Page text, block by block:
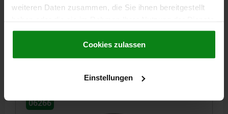
weiteren Daten zusammen, die Sie ihnen bereitgestellt
gesammelt haben.Cookie Richtlinien
Datenschutz|AGB
Cookies zulassen
Einstellungen
GEWINDE=M12 AUSSENDURCHMESSER=63 HÖHE=40 FORM=D
Bestellnummer:06266-1312
3,09 €
06266